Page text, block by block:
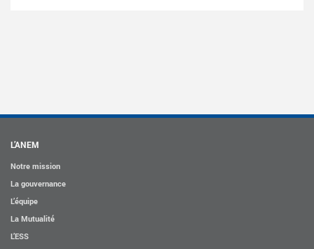
L’ANEM
Notre mission
La gouvernance
L’équipe
La Mutualité
L’ESS